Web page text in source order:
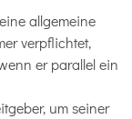
allgemeine
verpflichtet,
er parallel ein
um seiner